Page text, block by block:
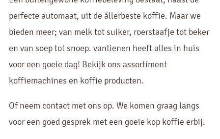
perfecte automaat, uit de állerbeste koffie. Maar we
bieden meer; van melk tot suiker, roerstaafje tot beker
en van soep tot snoep. vantienen heeft alles in huis
voor een goeie dag! Bekijk ons assortiment
koffiemachines en koffie producten.
Of neem contact met ons op. We komen graag langs
voor een goed gesprek met een goeie kop koffie erbij.